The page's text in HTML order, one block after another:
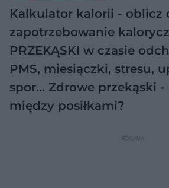
Kalkulator kalorii - oblicz
zapotrzebowanie
PRZEKĄSKI w czasie
PMS, miesiączki, stresu,
spor… Zdrowe przekąski -
między posiłkami?